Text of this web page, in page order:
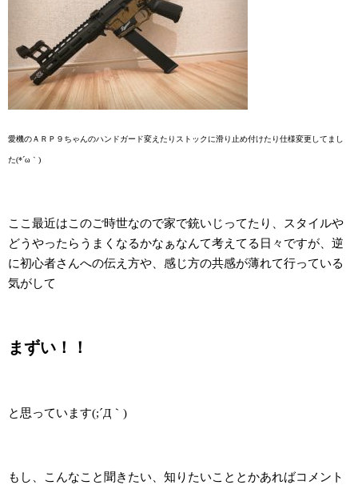
愛機のＡＲＰ９ちゃんのハンドガード変えたりストックに滑り止め付けたり仕様変更してまし
た(*´ω｀)
ここ最近はこのご時世なので家で銃いじってたり、スタイルや
どうやったらうまくなるかなぁなんて考えてる日々ですが、逆
に初心者さんへの伝え方や、感じ方の共感が薄れて行っている
気がして
まずい！！
と思っています(;´Д｀)
もし、こんなこと聞きたい、知りたいこととかあればコメント